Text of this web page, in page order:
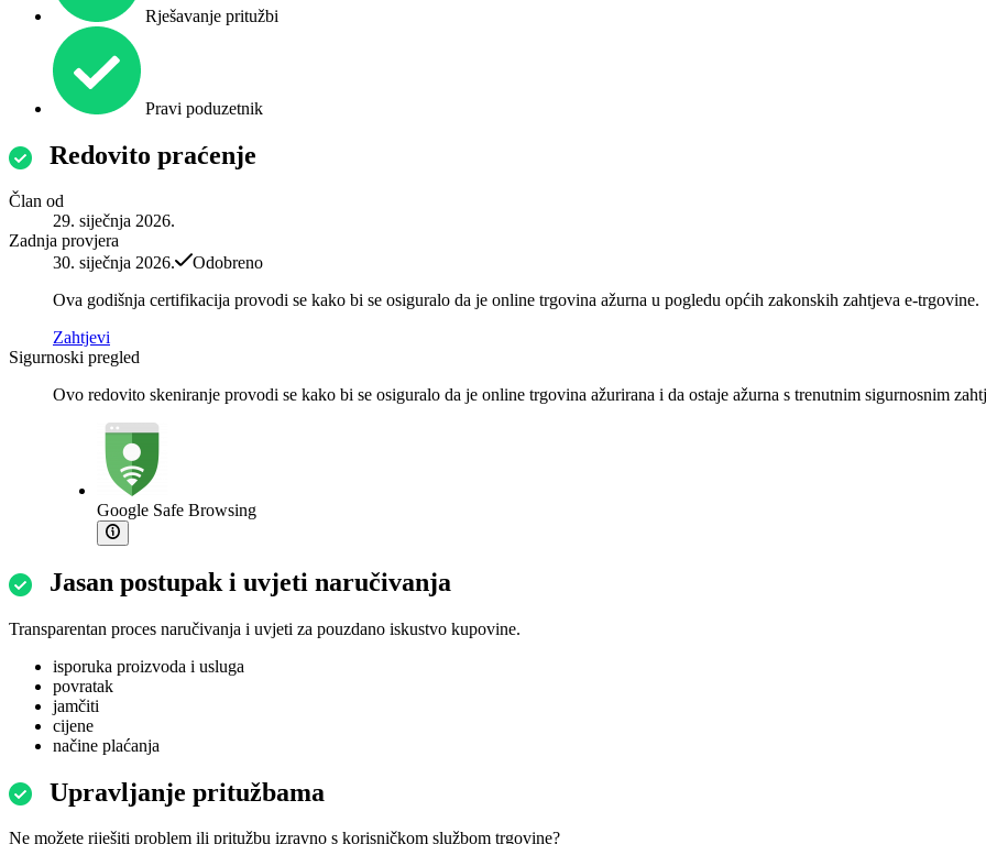
Rješavanje pritužbi
Pravi poduzetnik
Redovito praćenje
Član od
29. siječnja 2026.
Zadnja provjera
30. siječnja 2026.
Odobreno
Ova godišnja certifikacija provodi se kako bi se osiguralo da je online trgovina ažurna u pogledu općih zakonskih zahtjeva e-trgovine.
Zahtjevi
Sigurnoski pregled
Ovo redovito skeniranje provodi se kako bi se osiguralo da je online trgovina ažurirana i da ostaje ažurna s trenutnim sigurnosnim
Google Safe Browsing
Jasan postupak i uvjeti naručivanja
Transparentan proces naručivanja i uvjeti za pouzdano iskustvo kupovine.
isporuka proizvoda i usluga
povratak
jamčiti
cijene
načine plaćanja
Upravljanje pritužbama
Ne možete riješiti problem ili pritužbu izravno s korisničkom službom trgovine?